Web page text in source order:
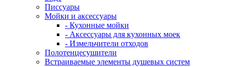
Писсуары
Мойки и аксессуары
- Кухонные мойки
- Аксессуары для кухонных моек
- Измельчители отходов
Полотенцесушители
Встраиваемые элементы душевых систем